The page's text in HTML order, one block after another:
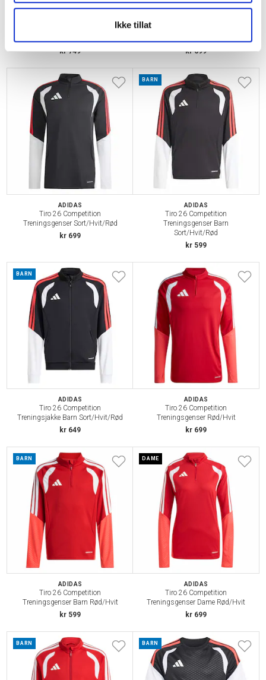
Ikke tillat
Copa League Keeperhansker Born
kr 749
kr 699
ADIDAS
Tiro 26 Competition
Treningsgenser Sort/Hvit/Rød
kr 699
BARN
ADIDAS
Tiro 26 Competition
Treningsgenser Barn
Sort/Hvit/Rød
kr 599
BARN
ADIDAS
Tiro 26 Competition
Treningsjakke Barn Sort/Hvit/Rød
kr 649
ADIDAS
Tiro 26 Competition
Treningsgenser Rød/Hvit
kr 699
BARN
ADIDAS
Tiro 26 Competition
Treningsgenser Barn Rød/Hvit
kr 599
DAME
ADIDAS
Tiro 26 Competition
Treningsgenser Dame Rød/Hvit
kr 699
BARN BARN